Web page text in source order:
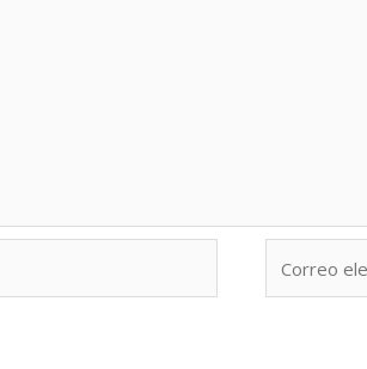
electrónico*